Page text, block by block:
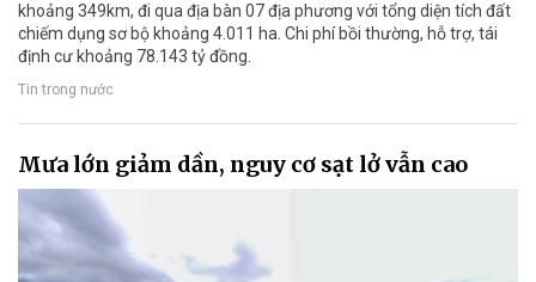
khoảng 349km, đi qua địa bàn 07 địa phương với tổng diện tích đất
chiếm dụng sơ bộ khoảng 4.011 ha. Chi phí bồi thường, hỗ trợ, tái
định cư khoảng 78.143 tỷ đồng.
Tin trong nước
Mưa lớn giảm dần, nguy cơ sạt lở vẫn cao